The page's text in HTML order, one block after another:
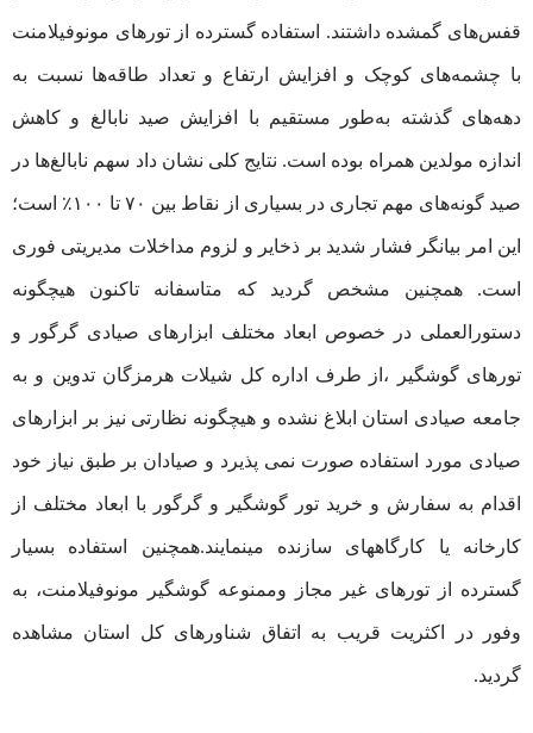
قفس‌های گمشده داشتند. استفاده‌ گسترده از تورهای مونوفیلامنت
با چشمه‌های کوچک و افزایش ارتفاع و تعداد طاقه‌ها نسبت به
دهه‌های گذشته به‌طور مستقیم با افزایش صید نابالغ و کاهش
اندازه مولدین همراه بوده است. نتایج کلی نشان داد سهم نابالغ‌ها در
صید گونه‌های مهم تجاری در بسیاری از نقاط بین ۷۰ تا ۱۰۰٪ است؛
این امر بیانگر فشار شدید بر ذخایر و لزوم مداخلات مدیریتی فوری
است. همچنین مشخص گردید که متاسفانه تاکنون هیچگونه
دستورالعملی در خصوص ابعاد مختلف ابزارهای صیادی گرگور و
تورهای گوشگیر ،از طرف اداره کل شیلات هرمزگان تدوین و به
جامعه صیادی استان ابلاغ نشده و هیچگونه نظارتی نیز بر ابزارهای
صیادی مورد استفاده صورت نمی پذیرد و صیادان بر طبق نیاز خود
اقدام به سفارش و خرید تور گوشگیر و گرگور با ابعاد مختلف از
کارخانه یا کارگاههای سازنده مینمایند.همچنین استفاده بسیار
گسترده از تورهای غیر مجاز وممنوعه گوشگیر مونوفیلامنت، به
وفور در اکثریت قریب به اتفاق شناورهای کل استان مشاهده
گردید.